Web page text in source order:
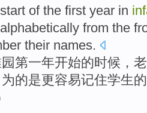
start of the first year in
alphabetically from the
their names.
第一年开始的时候，
为的是更容易记住学生